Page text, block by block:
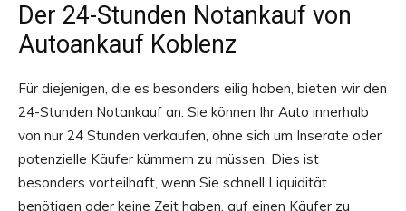
Der 24-Stunden Notankauf von
Autoankauf Koblenz
Für diejenigen, die es besonders eilig haben, bieten wir den
24-Stunden Notankauf an. Sie können Ihr Auto innerhalb
von nur 24 Stunden verkaufen, ohne sich um Inserate oder
potenzielle Käufer kümmern zu müssen. Dies ist
besonders vorteilhaft, wenn Sie schnell Liquidität
benötigen oder keine Zeit haben, auf einen Käufer zu